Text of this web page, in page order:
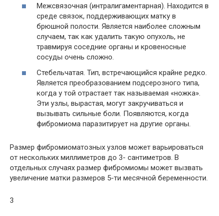
Межсвязочная (интралигаментарная). Находится в
среде связок, поддерживающих матку в
брюшной полости. Является наиболее сложным
случаем, так как удалить такую опухоль, не
травмируя соседние органы и кровеносные
сосуды очень сложно.
Стебельчатая. Тип, встречающийся крайне редко.
Является преобразованием подсерозного типа,
когда у той отрастает так называемая «ножка».
Эти узлы, вырастая, могут закручиваться и
вызывать сильные боли. Появляются, когда
фибромиома паразитирует на другие органы.
Размер фибромиоматозных узлов может варьироваться
от нескольких миллиметров до 3- сантиметров. В
отдельных случаях размер фибромиомы может вызвать
увеличение матки размеров 5-ти месячной беременности.
3